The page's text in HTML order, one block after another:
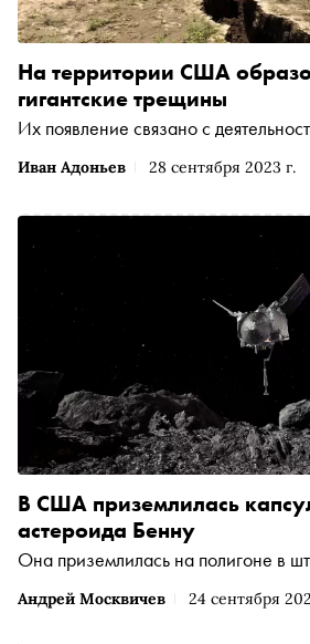
Иван Адоньев 28 сентября 2023 г.
На территории США
гигантские трещины
Их появление связано с
Андрей Москвичев 24 сентября
В США приземлилась
астероида Бенну
Она приземлилась на полигоне в